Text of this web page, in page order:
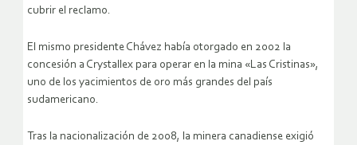
cubrir el reclamo.
El mismo presidente Chávez había otorgado en 2002 la
concesión a Crystallex para operar en la mina «Las Cristinas»,
uno de los yacimientos de oro más grandes del país
sudamericano.
Tras la nacionalización de 2008, la minera canadiense exigió